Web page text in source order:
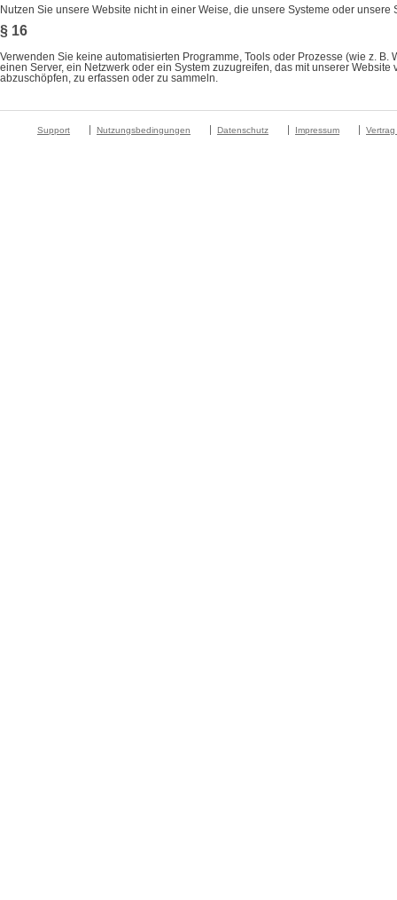
Nutzen Sie unsere Website nicht in einer Weise, die unsere Systeme oder
§ 16
Verwenden Sie keine automatisierten Programme, Tools oder Prozesse (wie z.
einen Server, ein Netzwerk oder ein System zuzugreifen, das mit unserer
abzuschöpfen, zu erfassen oder zu sammeln.
Support Nutzungsbedingungen Datenschutz Impressum